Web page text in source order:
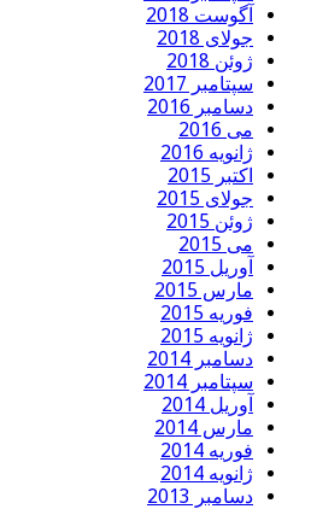
آگوست 2018
جولای 2018
ژوئن 2018
سپتامبر 2017
دسامبر 2016
می 2016
ژانویه 2016
اکتبر 2015
جولای 2015
ژوئن 2015
می 2015
آوریل 2015
مارس 2015
فوریه 2015
ژانویه 2015
دسامبر 2014
سپتامبر 2014
آوریل 2014
مارس 2014
فوریه 2014
ژانویه 2014
دسامبر 2013